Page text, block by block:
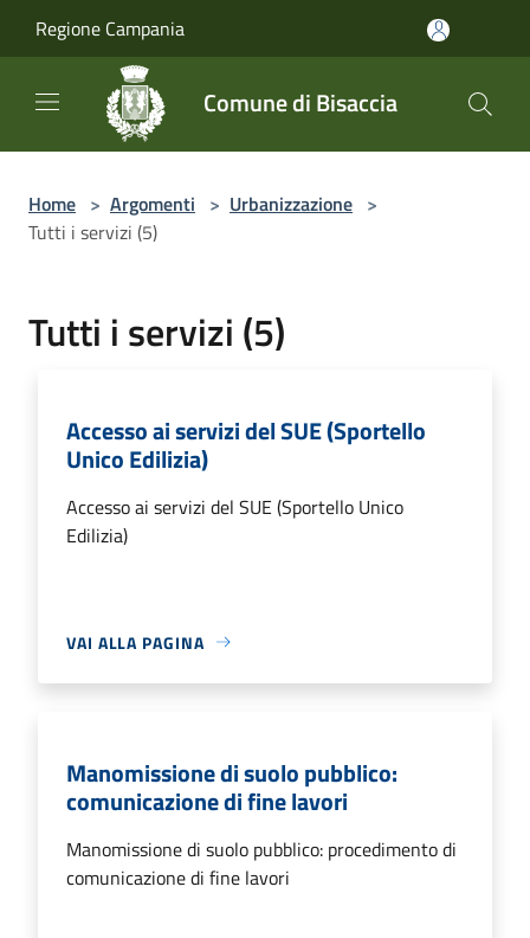
Regione Campania
Comune di Bisaccia
Home > Argomenti > Urbanizzazione >
Tutti i servizi (5)
Tutti i servizi (5)
Accesso ai servizi del SUE (Sportello
Unico Edilizia)
Accesso ai servizi del SUE (Sportello Unico
Edilizia)
VAI ALLA PAGINA
Manomissione di suolo pubblico:
comunicazione di fine lavori
Manomissione di suolo pubblico: procedimento di
comunicazione di fine lavori